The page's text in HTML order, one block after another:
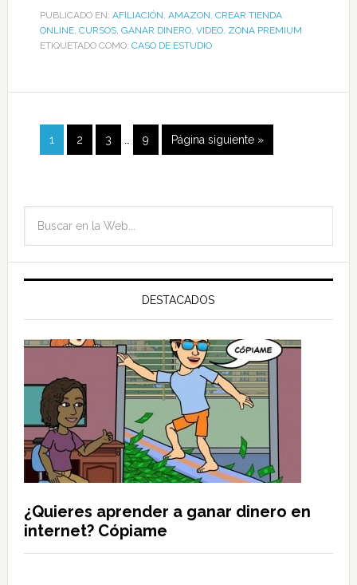
PUBLICADO EN: AFILIACIÓN, AMAZON, CREAR TIENDA
ONLINE, CURSOS, GANAR DINERO, VIDEO, ZONA PREMIUM
ETIQUETADO COMO: CASO DE ESTUDIO
1 2 3 9 Página siguiente »
DESTACADOS
¿Quieres aprender a ganar dinero en
internet? Cópiame